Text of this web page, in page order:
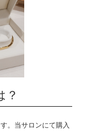
？
。当サロンにて購入